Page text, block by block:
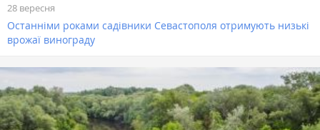
28 вересня
Останніми роками садівники Севастополя отримують низькі
врожаї винограду